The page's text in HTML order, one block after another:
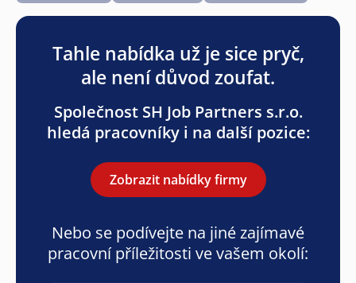
Tahle nabídka už je sice pryč,
ale není důvod zoufat.
Společnost SH Job Partners s.r.o.
hledá pracovníky i na další pozice:
Zobrazit nabídky firmy
Nebo se podívejte na jiné zajímavé
pracovní příležitosti ve vašem okolí: